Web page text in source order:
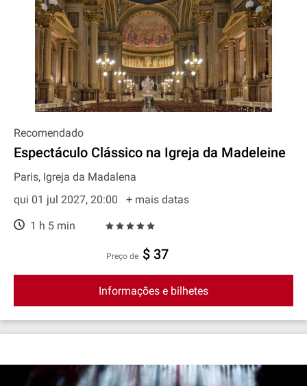
Recomendado
Espectáculo Clássico na Igreja da Madeleine
Paris, Igreja da Madalena
qui 01 jul 2027, 20:00
+ mais datas
1 h 5 min
preço de $ 37
Informações e bilhetes